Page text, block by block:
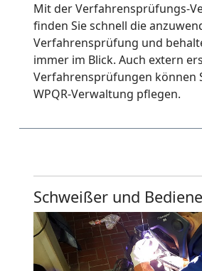
Mit der Verfahrensprüfungs-
finden Sie schnell die
Verfahrensprüfung und
immer im Blick. Auch extern
Verfahrensprüfungen können
WPQR-Verwaltung pflegen.
Schweißer und